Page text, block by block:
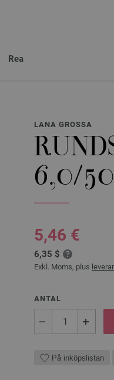
Rea
LANA GROSSA
6,0/
5,46 €
6,35 $
Exkl. Moms, plus
ANTAL
På inköpslistan